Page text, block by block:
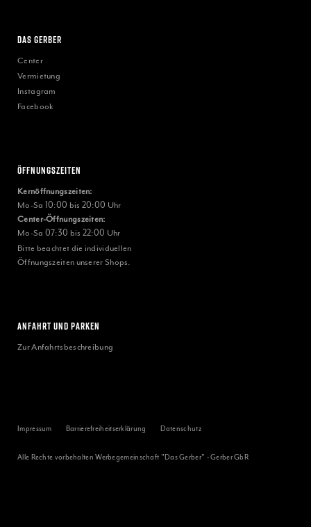
Das Gerber
Center
Vermietung
Instagram
Facebook
Öffnungszeiten
Kernöffnungszeiten:
Mo-Sa 10:00 bis 20:00 Uhr
Center-Öffnungszeiten:
Mo-Sa 07:30 bis 22:00 Uhr
Bitte beachtet die individuellen
Öffnungszeiten unserer Shops.
ANFAHRT UND PARKEN
Zur Anfahrtsbeschreibung
Impressum Barrierefreiheitserklärung Datenschutz
Alle Rechte vorbehalten Werbegemeinschaft "Das Gerber" - Gerber GbR